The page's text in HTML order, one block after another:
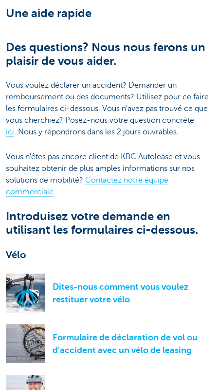
Une aide rapide
Des questions? Nous nous ferons un
plaisir de vous aider.
Vous voulez déclarer un accident? Demander un
remboursement ou des documents? Utilisez pour ce faire
les formulaires ci-dessous. Vous n'avez pas trouvé ce que
vous cherchiez? Posez-nous votre question concrète
ici. Nous y répondrons dans les 2 jours ouvrables.
Vous n'êtes pas encore client de KBC Autolease et vous
souhaitez obtenir de plus amples informations sur nos
solutions de mobilité? Contactez notre équipe
commerciale
Introduisez votre demande en
utilisant les formulaires ci-dessous.
Vélo
Dites-nous comment vous voulez
restituer votre vélo
Formulaire de déclaration de vol ou
d'accident avec un vélo de leasing